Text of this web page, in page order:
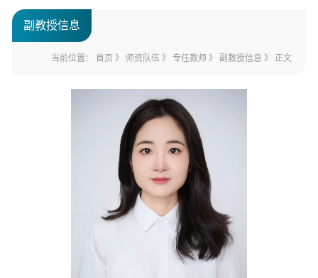
副教授信息
当前位置：首页 》 师资队伍 》专任教师 》 副教授信息 》 正文